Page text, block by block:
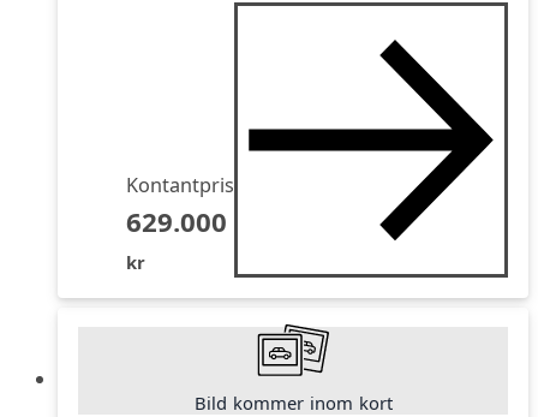
Kontantpris
629.000
kr
Bild kommer inom kort